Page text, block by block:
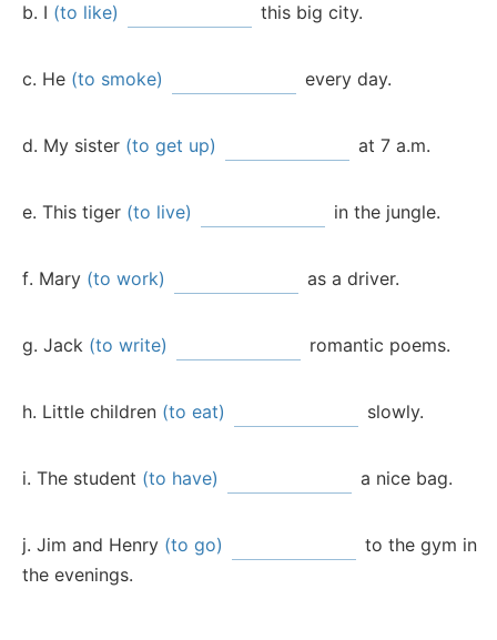
I (to like) this big city.
He (to smoke) every day.
My sister (to get up) at 7 a.m.
This tiger (to live) in the jungle.
Mary (to work) as a driver.
Jack (to write) romantic poems.
Little children (to eat) slowly.
The student (to have) a nice bag.
Jim and Henry (to go)
to the gym in
the evenings.